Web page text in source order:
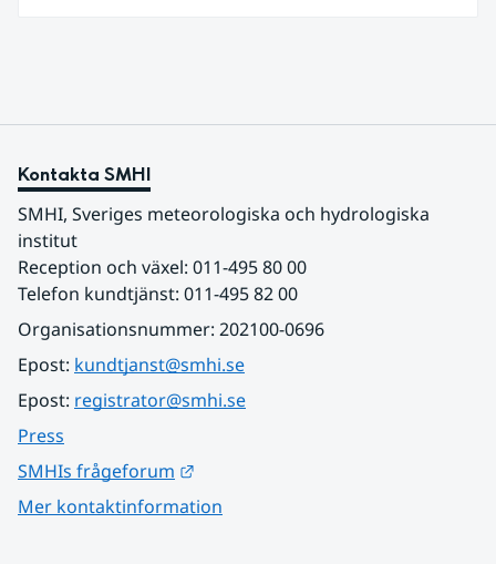
Kontakta SMHI
SMHI, Sveriges meteorologiska och hydrologiska
institut
Reception och växel: 011-495 80 00
Telefon kundtjänst: 011-495 82 00
Organisationsnummer: 202100-0696
Epost: kundtjanst@smhi.se
Epost: registrator@smhi.se
Press
SMHIs frågeforum
Mer kontaktinformation